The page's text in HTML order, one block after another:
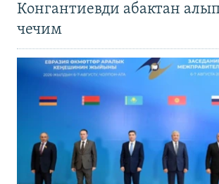
Конгантиевди абактан
чечим